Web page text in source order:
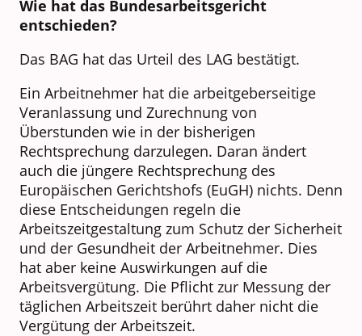
Wie hat das Bundesarbeitsgericht
entschieden?
Das BAG hat das Urteil des LAG bestätigt.
Ein Arbeitnehmer hat die arbeitgeberseitige
Veranlassung und Zurechnung von
Überstunden wie in der bisherigen
Rechtsprechung darzulegen. Daran ändert
auch die jüngere Rechtsprechung des
Europäischen Gerichtshofs (EuGH) nichts. Denn
diese Entscheidungen regeln die
Arbeitszeitgestaltung zum Schutz der Sicherheit
und der Gesundheit der Arbeitnehmer. Dies
hat aber keine Auswirkungen auf die
Arbeitsvergütung. Die Pflicht zur Messung der
täglichen Arbeitszeit berührt daher nicht die
Vergütung der Arbeitszeit.